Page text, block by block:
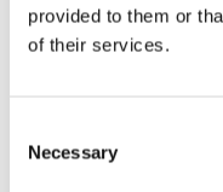
provided to them or
of their services.
Selection
Necessary